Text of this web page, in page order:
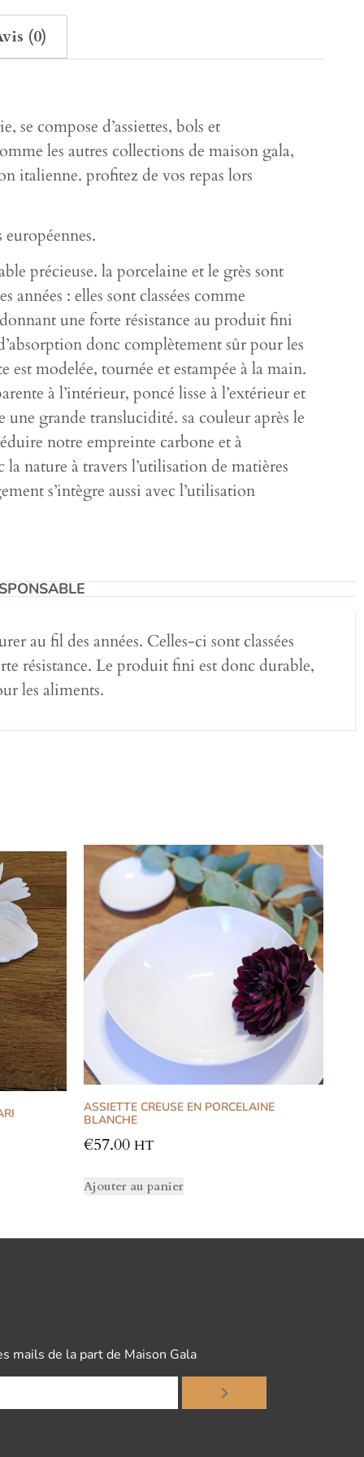
(0)
se compose d’assiettes, bols et
les autres collections de maison gala,
italienne. profitez de vos repas lors
précieuse. la porcelaine et le grès sont
années : elles sont classées comme
une forte résistance au produit fini
donc complètement sûr pour les
est modelée, tournée et estampée à la main.
à l’intérieur, poncé lisse à l’extérieur et
grande translucidité. sa couleur après le
notre empreinte carbone et à
nature à travers l’utilisation de matières
s’intègre aussi avec l’utilisation
au fil des années. Celles-ci sont classées
résistance. Le produit fini est donc durable,
les aliments.
ASSIETTE CREUSE EN PORCELAINE
BLANCHE
€57.00 HT
Ajouter au panier
mails de la part de Maison Gala